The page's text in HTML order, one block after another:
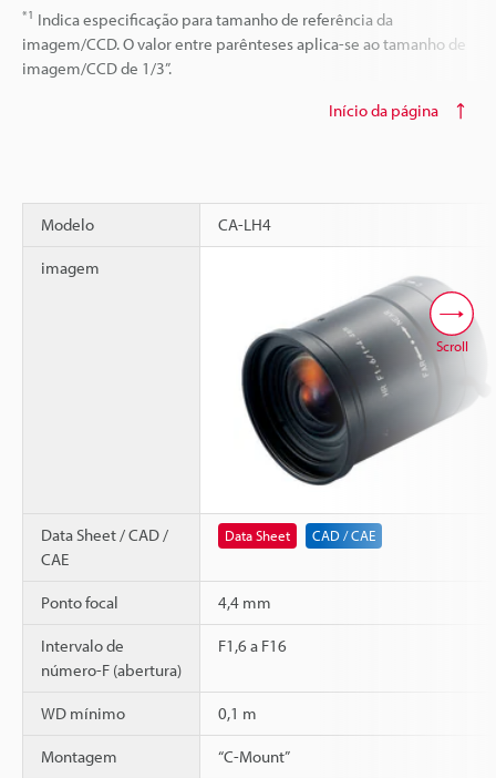
*1 Indica especificação para tamanho de referência da
imagem/CCD. O valor entre parênteses aplica-se ao tamanho de
imagem/CCD de 1/3”.
Início da página
Modelo CA-LH4
imagem
Data Sheet / CAD /
CAE
Data Sheet CAD / CAE
Ponto focal 4,4 mm
Intervalo de
número-F (abertura)
F1,6 a F16
WD mínimo 0,1 m
Montagem “C-Mount”
Scroll